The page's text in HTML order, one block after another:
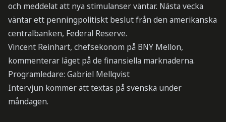
och meddelat att nya stimulanser väntar. Nästa vecka
väntar ett penningpolitiskt beslut från den amerikanska
centralbanken, Federal Reserve.
Vincent Reinhart, chefsekonom på BNY Mellon,
kommenterar läget på de finansiella marknaderna.
Programledare: Gabriel Mellqvist
Intervjun kommer att textas på svenska under
måndagen.